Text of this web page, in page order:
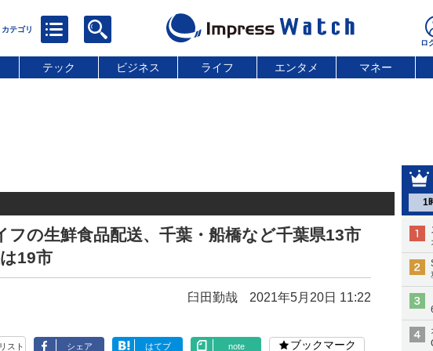
テック ビジネス ライフ エンタメ マネー
1
フの生鮮食品配送、千葉・船橋など千葉県13市
19市
臼田勤哉 2021年5月20日 11:22
リスト シェア はてブ note ブックマーク